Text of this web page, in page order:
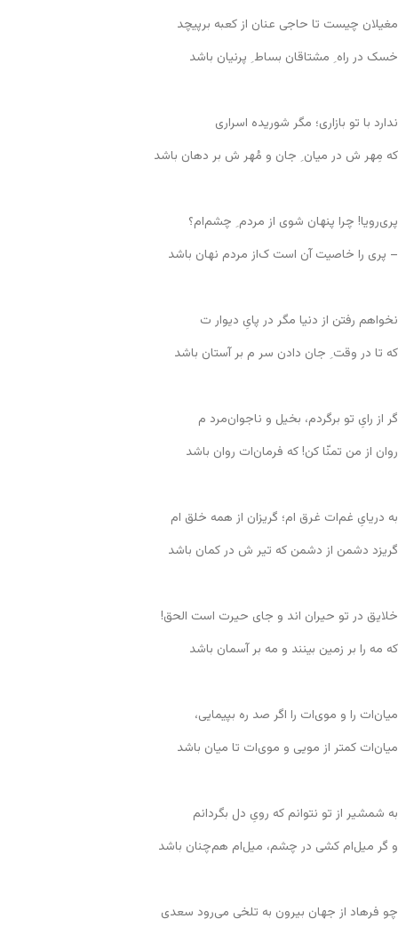
مغیلان چیست تا حاجی عنان از کعبه برپیچد
خسک در راه ِ مشتاقان بساط ِ پرنیان باشد
ندارد با تو بازاری؛ مگر شوریده اسراری
که مِهر ش در میان ِ جان و مُهر ش بر دهان باشد
پری‌رویا! چرا پنهان شوی از مردم ِ چشم‌ام؟
– پری را خاصیت آن است ک‌از مردم نهان باشد
نخواهم رفتن از دنیا مگر در پایِ دیوار ت
که تا در وقت ِ جان دادن سر م بر آستان باشد
گر از رایِ تو برگردم، بخیل و ناجوان‌مرد م
روان از من تمنّا کن! که فرمان‌ات روان باشد
به دریایِ غم‌ات غرق ام؛ گریزان از همه خلق ام
گریزد دشمن از دشمن که تیر ش در کمان باشد
خلایق در تو حیران اند و جای حیرت است الحق!
که مه را بر زمین بینند و مه بر آسمان باشد
میان‌ات را و موی‌ات را اگر صد ره بپیمایی،
میان‌ات کمتر از مویی و موی‌ات تا میان باشد
به شمشیر از تو نتوانم که رویِ دل بگردانم
و گر میل‌ام کشی در چشم، میل‌ام هم‌چنان باشد
چو فرهاد از جهان بیرون به تلخی می‌رود سعدی